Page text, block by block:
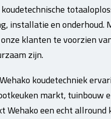
installatie en onderhoud.
klanten te voorzien
zijn.
koudetechniek
markt, tuinbouw
Wehako een echt